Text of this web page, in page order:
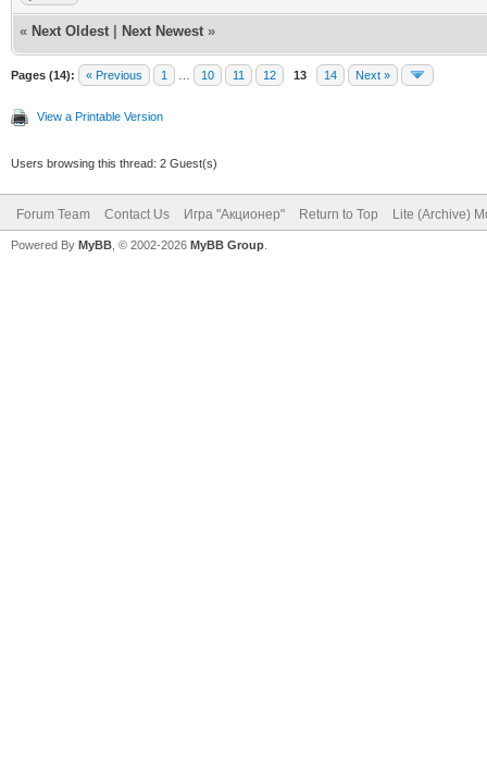
« Next Oldest Next Newest »
Pages (14): « Previous 1 10 11 12 13 14 Next »
View a Printable Version
Users browsing this thread: 2 Guest(s)
Forum Team Contact Us Игра "Акционер" Return to Top Lite (Archive)
Powered By MyBB , © 2002-2026 MyBB Group